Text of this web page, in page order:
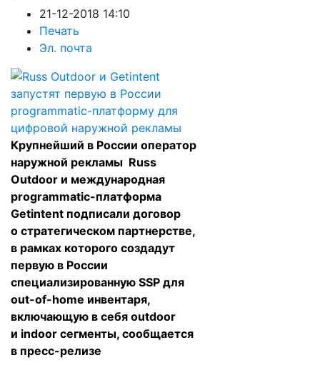
21-12-2018 14:10
Печать
Эл. почта
Крупнейший в России оператор
наружной рекламы Russ
Outdoor и международная
programmatic-платформа
Getintent подписали договор
о стратегическом партнерстве,
в рамках которого создадут
первую в России
специализированную SSP для
out-of-home инвентаря,
включающую в себя outdoor
и indoor сегменты, сообщается
в пресс-релизе